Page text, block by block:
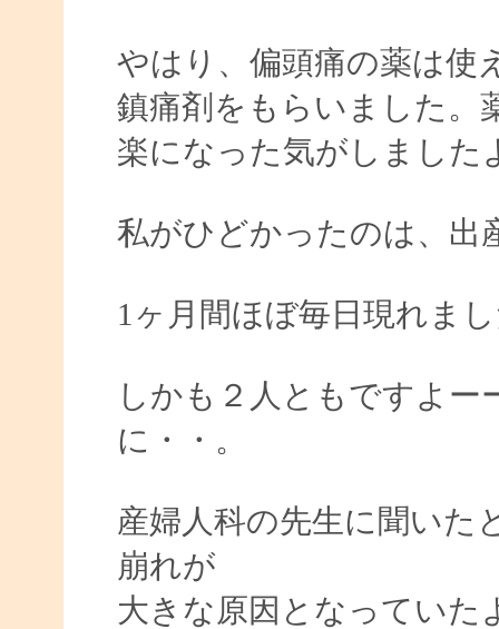
やはり、偏頭痛の薬は使
鎮痛剤をもらいました。
楽になった気がしました
私がひどかったのは、出
1ヶ月間ほぼ毎日現れま
しかも２人ともですよー
に・・。
産婦人科の先生に聞いた
崩れが
大きな原因となっていた